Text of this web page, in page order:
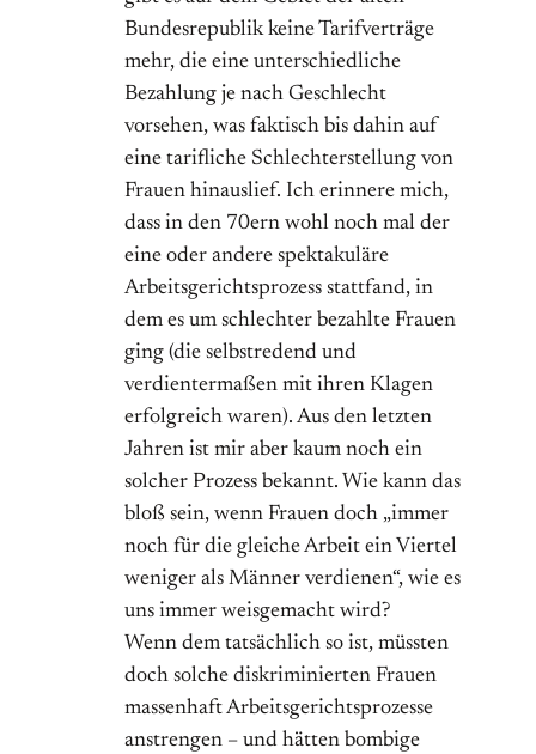
Bundesrepublik keine Tarifverträge
mehr, die eine unterschiedliche
Bezahlung je nach Geschlecht
vorsehen, was faktisch bis dahin auf
eine tarifliche Schlechterstellung von
Frauen hinauslief. Ich erinnere mich,
dass in den 70ern wohl noch mal der
eine oder andere spektakuläre
Arbeitsgerichtsprozess stattfand, in
dem es um schlechter bezahlte Frauen
ging (die selbstredend und
verdientermaßen mit ihren Klagen
erfolgreich waren). Aus den letzten
Jahren ist mir aber kaum noch ein
solcher Prozess bekannt. Wie kann das
bloß sein, wenn Frauen doch „immer
noch für die gleiche Arbeit ein Viertel
weniger als Männer verdienen“, wie es
uns immer weisgemacht wird?
Wenn dem tatsächlich so ist, müssten
doch solche diskriminierten Frauen
massenhaft Arbeitsgerichtsprozesse
anstrengen – und hätten bombige